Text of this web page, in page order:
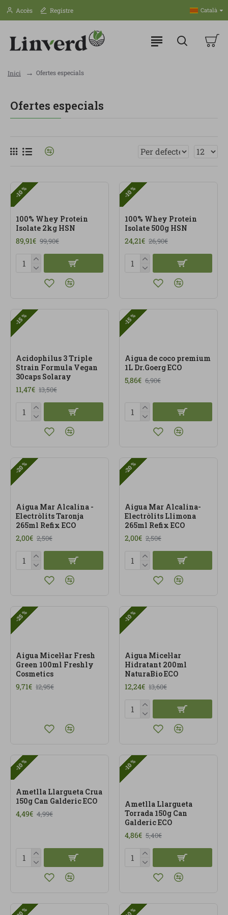
Accès Registre Català
Inici Ofertes especials
Ofertes especials
-10 %
100% Whey Protein
Isolate 2kg HSN
89,91€ 99,90€
-10 %
100% Whey Protein
Isolate 500g HSN
24,21€ 26,90€
-15 %
Acidophilus 3 Triple
Strain Formula Vegan
30caps Solaray
11,47€ 13,50€
-15 %
Aigua de coco premium
1L Dr.Goerg ECO
5,86€ 6,90€
-20 %
Aigua Mar Alcalina -
Electròlits Taronja
265ml Refix ECO
2,00€ 2,50€
-20 %
Aigua Mar Alcalina-
Electròlits Llimona
265ml Refix ECO
2,00€ 2,50€
-25 %
Aigua Micel·lar Fresh
Green 100ml Freshly
Cosmetics
9,71€ 12,95€
-10 %
Aigua Micel·lar
Hidratant 200ml
NaturaBio ECO
12,24€ 13,60€
-10 %
Ametlla Llargueta Crua
150g Can Galderic ECO
4,49€ 4,99€
-10 %
Ametlla Llargueta
Torrada 150g Can
Galderic ECO
4,86€ 5,40€